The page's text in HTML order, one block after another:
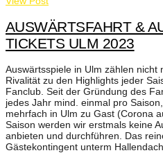
AUSWÄRTSFAHRT &
TICKETS ULM 2023
Auswärtsspiele in Ulm zählen nicht
Rivalität zu den Highlights jeder
Fanclub. Seit der Gründung des
jedes Jahr mind. einmal pro
mehrfach in Ulm zu Gast (Corona
Saison werden wir erstmals keine
anbieten und durchführen. Das
Gästekontingent unterm